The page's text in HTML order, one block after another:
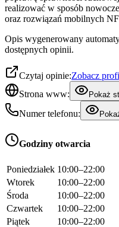
realizować w sposób
oraz rozwiązań mobilnych
Opis wygenerowany
dostępnych opinii.
Czytaj opinie:Zobacz
Strona www:
Pokaż
Numer telefonu:
Godziny otwarcia
Poniedziałek 10:00–22:00
Wtorek
10:00–22:00
Środa
10:00–22:00
Czwartek
10:00–22:00
Piątek
10:00–22:00